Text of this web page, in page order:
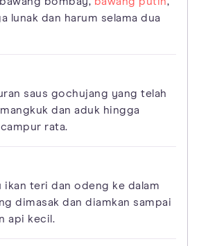
lunak dan harum selama dua
saus gochujang yang telah
dan aduk hingga
rata.
ikan teri dan odeng ke dalam
dimasak dan diamkan sampai
api kecil.